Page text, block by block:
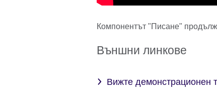
Компонентът "Писане"
Външни линкове
Вижте демонстрационен